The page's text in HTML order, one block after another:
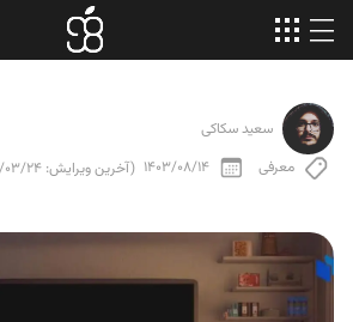
محصولات بیشتر
درباره‌ی ما
سعید سکاکی
معرفی
1403/08/14 (آخرین ویرایش: 1404/03/24)